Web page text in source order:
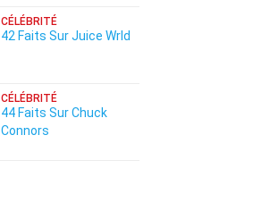
CÉLÉBRITÉ
42 Faits Sur Juice Wrld
CÉLÉBRITÉ
44 Faits Sur Chuck
Connors